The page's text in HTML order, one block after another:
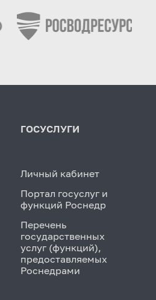
ГОСУСЛУГИ
Личный кабинет
Портал госуслуг и
функций Роснедр
Перечень
государственных
услуг (функций),
предоставляемых
Роснедрами